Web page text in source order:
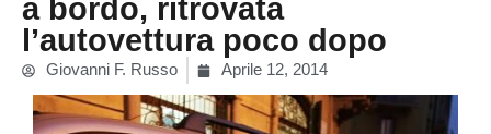
a bordo, ritrovata
l’autovettura poco dopo
Giovanni F. Russo Aprile 12, 2014